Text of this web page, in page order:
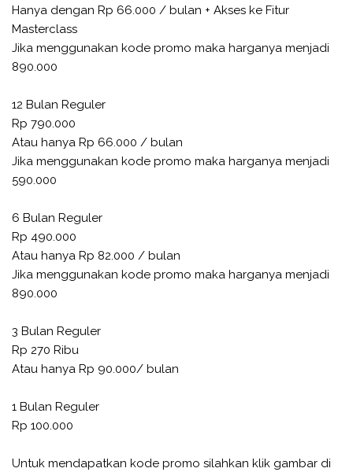
Hanya dengan Rp 66.000 / bulan + Akses ke Fitur
Masterclass
Jika menggunakan kode promo maka harganya menjadi
890.000
12 Bulan Reguler
Rp 790.000
Atau hanya Rp 66.000 / bulan
Jika menggunakan kode promo maka harganya menjadi
590.000
6 Bulan Reguler
Rp 490.000
Atau hanya Rp 82.000 / bulan
Jika menggunakan kode promo maka harganya menjadi
890.000
3 Bulan Reguler
Rp 270 Ribu
Atau hanya Rp 90.000/ bulan
1 Bulan Reguler
Rp 100.000
Untuk mendapatkan kode promo silahkan klik gambar di